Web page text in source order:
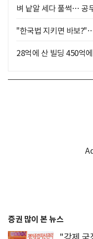
벼 낱알 세다 풀썩… 공
"한국법 지키면 바보
28억에 산 빌딩 450억
증권 많이 본 뉴스